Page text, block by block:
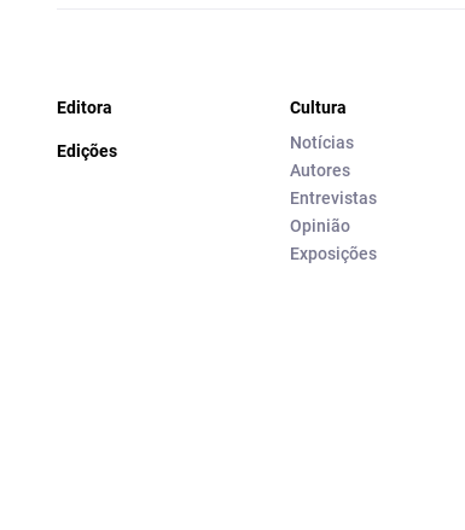
Editora
Edições
Cultura
Notícias
Autores
Entrevistas
Opinião
Exposições